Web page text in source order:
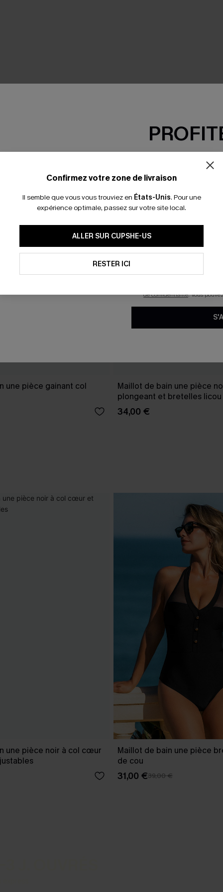
une pièce gainant col
Maillot de bain une pièce
plongeant et bretelles licou
34,00 €
une pièce noir à col cœur
Maillot de bain une pièce
de cou
31,00 €39,00 €
Confirmez votre zone de livraison
Il semble que vous vous trouviez en États-Unis. Pour une
expérience optimale, passez sur votre site local.
ALLER SUR CUPSHE-US
RESTER ICI
-15% dès 2
*Un code par
mails marketing (y compris
reconnaissez avoir pris
pouvons utiliser les données
de confidentialité. Vous